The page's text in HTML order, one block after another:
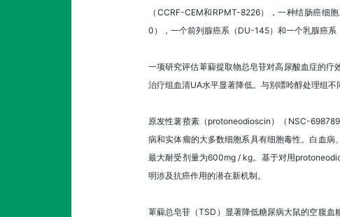
（CCRF-CEM和RPMT-8226），一种结肠癌
0），一个前列腺癌系（DU-145）和一个乳腺癌
一项研究评估萆薢提取物总皂苷对高尿酸血症的
治疗组血清UA水平显著降低。与别嘌呤醇处理组
原发性薯蓣素（protoneodioscin）（NSC-
病和实体瘤的大多数细胞系具有细胞毒性。白血
最大耐受剂量为600mg / kg。基于对用
明涉及抗癌作用的潜在新机制。
萆薢总皂苷（TSD）显著降低糖尿病大鼠的空腹